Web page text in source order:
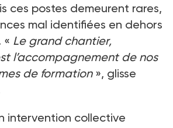
ces postes demeurent rares,
mal identifiées en dehors
« Le grand chantier,
l’accompagnement de nos
de formation», glisse
intervention collective